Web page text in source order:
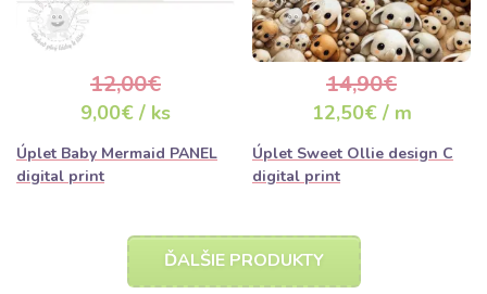
12,00€
9,00€ / ks
Úplet Baby Mermaid PANEL
digital print
14,90€
12,50€ / m
Úplet Sweet Ollie design C
digital print
ĎALŠIE PRODUKTY